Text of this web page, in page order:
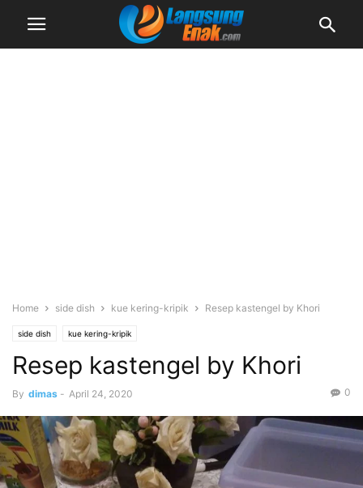
Home side dish kue kering-kripik Resep kastengel by Khori
side dish kue kering-kripik
Resep kastengel by Khori
By dimas - April 24, 2020 0